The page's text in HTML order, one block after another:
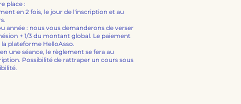
place :
en 2 fois, le jour de l'inscription et au
année : nous vous demanderons de verser
+ 1/3 du montant global. Le paiement
la plateforme HelloAsso.
une séance, le règlement se fera au
Possibilité de rattraper un cours sous